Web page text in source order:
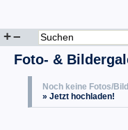
+–
Foto- &
Noch keine Fotos/
» Jetzt hochladen!